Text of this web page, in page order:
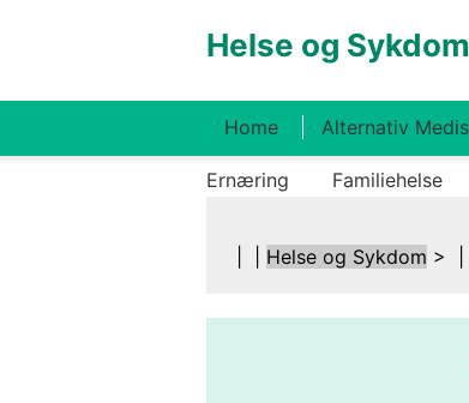
Helse og Sykdom
Home Alternativ
Ernæring Familiehelse
Helse og Sykdom > |